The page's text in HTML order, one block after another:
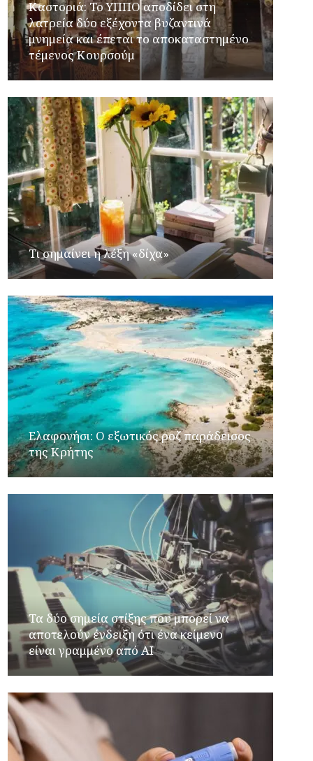
Καστοριά: Το ΥΠΠΟ αποδίδει στη
λατρεία δύο εξέχοντα βυζαντινά
μνημεία και έπεται το αποκαταστημένο
τέμενος Κουρσούμ
Τι σημαίνει η λέξη «δίχα»
Ελαφονήσι: Ο εξωτικός ροζ παράδεισος
της Κρήτης
Τα δύο σημεία στίξης που μπορεί να
αποτελούν ένδειξη ότι ένα κείμενο
είναι γραμμένο από AI